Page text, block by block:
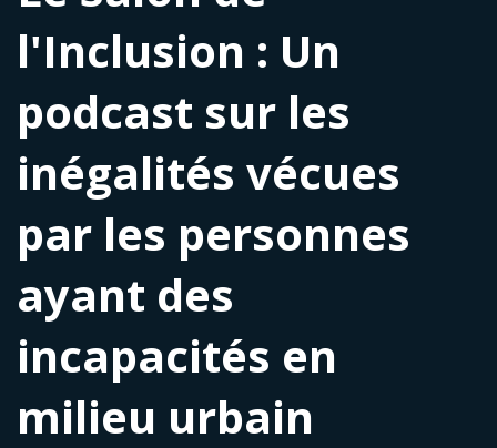
l'Inclusion : Un
podcast sur les
inégalités vécues
par les personnes
ayant des
incapacités en
milieu urbain